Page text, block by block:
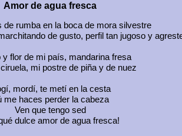
Amor de agua fresca
de rumba en la boca de mora silvestre
de gusto, perfil tan jugoso y
y flor de mi país, mandarina fresa
mi postre de piña y de nuez
mordí, te metí en la cesta
me haces perder la cabeza
Ven que tengo sed
dulce amor de agua fresca!